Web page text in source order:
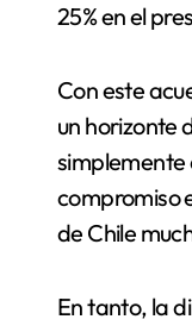
25% en el
Con este
un horizonte
simplemente
compromiso
de Chile
En tanto, la